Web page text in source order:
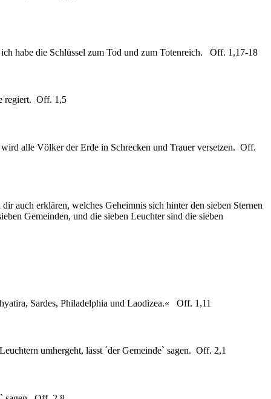
habe die Schlüssel zum Tod und zum Totenreich. Off. 1,17-18
regiert. Off. 1,5
alle Völker der Erde in Schrecken und Trauer versetzen. Off.
auch erklären, welches Geheimnis sich hinter den sieben Sternen
Gemeinden, und die sieben Leuchter sind die sieben
Sardes, Philadelphia und Laodizea.« Off. 1,11
umhergeht, lässt ´der Gemeinde` sagen. Off. 2,1